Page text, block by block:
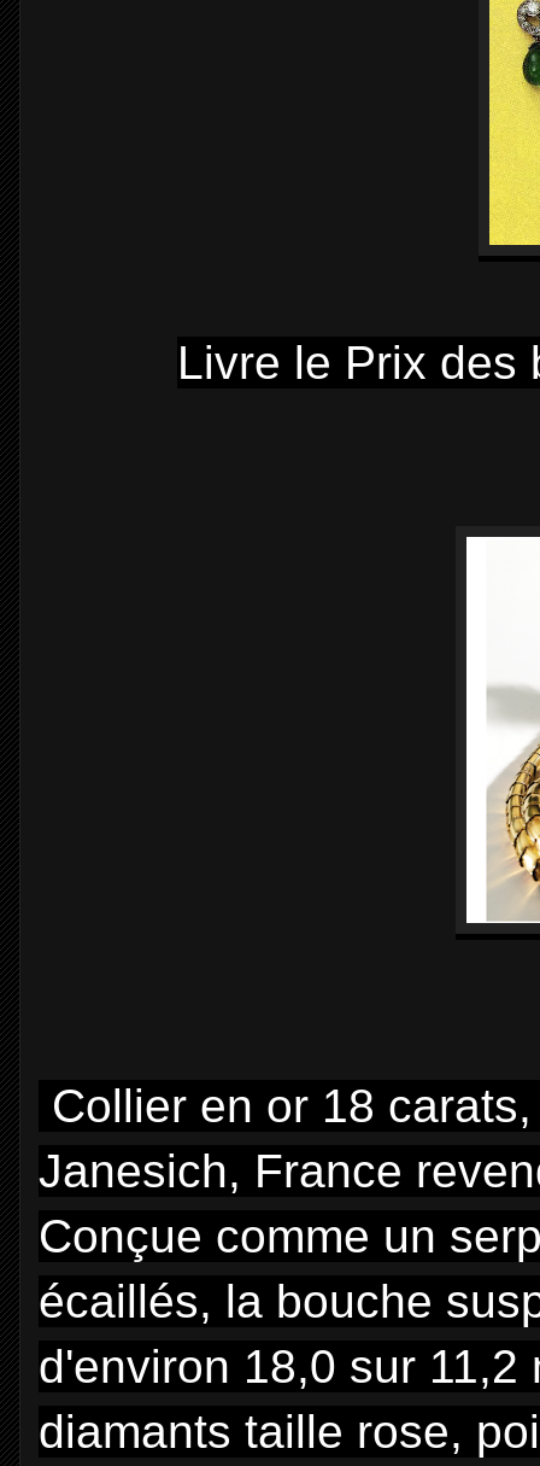
Livre le Prix des
Collier en or 18
Janesich, France
Conçue comme un
écaillés, la bouche
d'environ 18,0 sur
diamants taille rose,